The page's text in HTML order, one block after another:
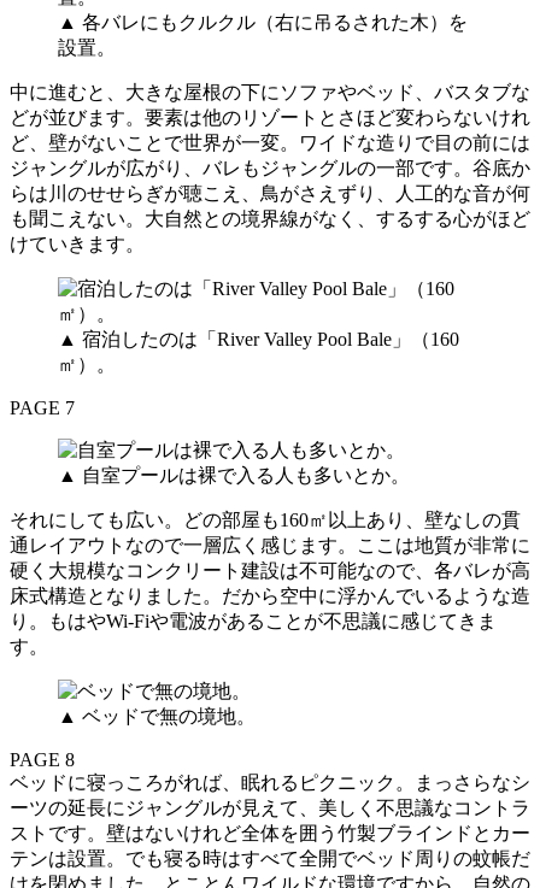
▲ 各バレにもクルクル（右に吊るされた木）を
設置。
中に進むと、大きな屋根の下にソファやベッド、バスタブな
どが並びます。要素は他のリゾートとさほど変わらないけれ
ど、壁がないことで世界が一変。ワイドな造りで目の前には
ジャングルが広がり、バレもジャングルの一部です。谷底か
らは川のせせらぎが聴こえ、鳥がさえずり、人工的な音が何
も聞こえない。大自然との境界線がなく、するする心がほど
けていきます。
▲ 宿泊したのは「River Valley Pool Bale」（160
㎡）。
PAGE 7
▲ 自室プールは裸で入る人も多いとか。
それにしても広い。どの部屋も160㎡以上あり、壁なしの貫
通レイアウトなので一層広く感じます。ここは地質が非常に
硬く大規模なコンクリート建設は不可能なので、各バレが高
床式構造となりました。だから空中に浮かんでいるような造
り。もはやWi-Fiや電波があることが不思議に感じてきま
す。
▲ ベッドで無の境地。
PAGE 8
ベッドに寝っころがれば、眠れるピクニック。まっさらなシ
ーツの延長にジャングルが見えて、美しく不思議なコントラ
ストです。壁はないけれど全体を囲う竹製ブラインドとカー
テンは設置。でも寝る時はすべて全開でベッド周りの蚊帳だ
けを閉めました。とことんワイルドな環境ですから、自然の